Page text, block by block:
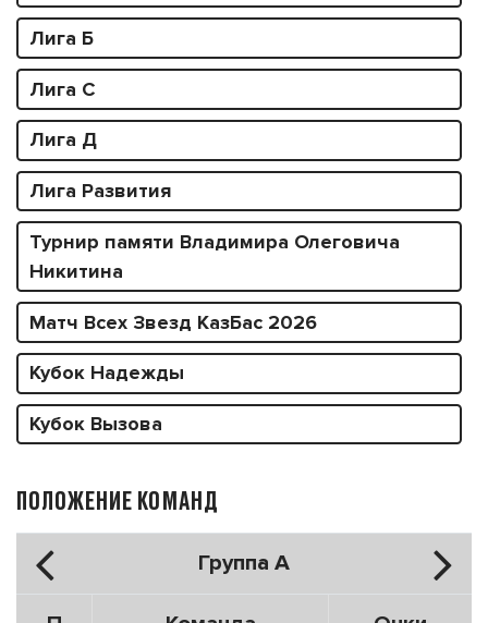
Лига Б
Лига С
Лига Д
Лига Развития
Турнир памяти Владимира Олеговича
Никитина
Матч Всех Звезд КазБас 2026
Кубок Надежды
Кубок Вызова
ПОЛОЖЕНИЕ КОМАНД
Группа А